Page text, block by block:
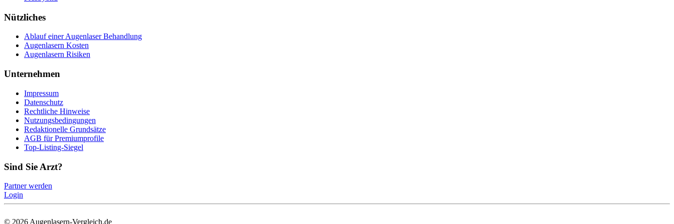
Nützliches
Ablauf einer Augenlaser Behandlung
Augenlasern Kosten
Augenlasern Risiken
Unternehmen
Impressum
Datenschutz
Rechtliche Hinweise
Nutzungsbedingungen
Redaktionelle Grundsätze
AGB für Premiumprofile
Top-Listing-Siegel
Sind Sie Arzt?
Partner werden
Login
© 2026 Augenlasern-Vergleich.de